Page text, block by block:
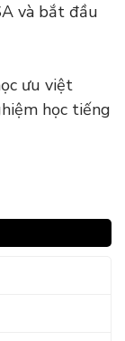
và bắt đầu
ưu việt
học tiếng